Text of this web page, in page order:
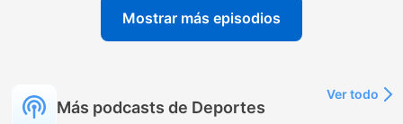
Mostrar más episodios
Más podcasts de Deportes
Ver todo